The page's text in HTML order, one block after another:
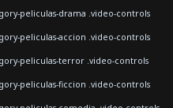
peliculas-drama .video-controls
peliculas-accion .video-controls
peliculas-terror .video-controls
peliculas-ficcion .video-controls